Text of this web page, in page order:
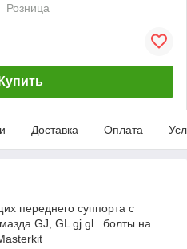
Розница
Купить
Доставка Оплата
переднего суппорта с
GJ, GL gj gl болты на